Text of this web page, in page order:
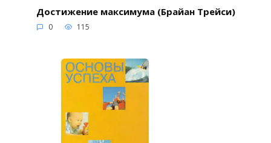
Достижение максимума (Брайан Трейси)
0 115